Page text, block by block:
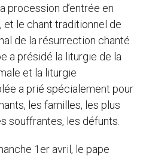
procession d’entrée en
et le chant traditionnel de
de la résurrection chanté
a présidé la liturgie de la
et la liturgie
a prié spécialement pour
les familles, les plus
souffrantes, les défunts.
1er avril, le pape